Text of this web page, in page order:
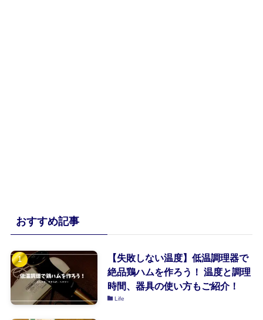
おすすめ記事
【失敗しない温度】低温調理器で
絶品鶏ハムを作ろう！ 温度と調理
時間、器具の使い方もご紹介！
Life